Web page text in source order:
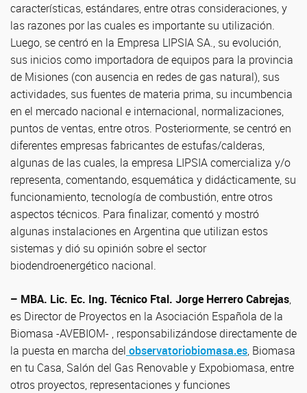
características, estándares, entre otras consideraciones, y
las razones por las cuales es importante su utilización.
Luego, se centró en la Empresa LIPSIA SA., su evolución,
sus inicios como importadora de equipos para la provincia
de Misiones (con ausencia en redes de gas natural), sus
actividades, sus fuentes de materia prima, su incumbencia
en el mercado nacional e internacional, normalizaciones,
puntos de ventas, entre otros. Posteriormente, se centró en
diferentes empresas fabricantes de estufas/calderas,
algunas de las cuales, la empresa LIPSIA comercializa y/o
representa, comentando, esquemática y didácticamente, su
funcionamiento, tecnología de combustión, entre otros
aspectos técnicos. Para finalizar, comentó y mostró
algunas instalaciones en Argentina que utilizan estos
sistemas y dió su opinión sobre el sector
biodendroenergético nacional.
– MBA. Lic. Ec. Ing. Técnico Ftal. Jorge Herrero Cabrejas,
es Director de Proyectos en la Asociación Española de la
Biomasa -AVEBIOM- , responsabilizándose directamente de
la puesta en marcha del observatoriobiomasa.es, Biomasa
en tu Casa, Salón del Gas Renovable y Expobiomasa, entre
otros proyectos, representaciones y funciones